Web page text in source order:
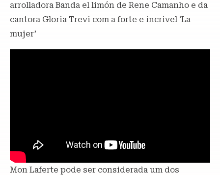
arrolladora Banda el limón de Rene Camanho e da
cantora Gloria Trevi com a forte e incrivel ‘La
mujer’
Mon Laferte pode ser considerada um dos